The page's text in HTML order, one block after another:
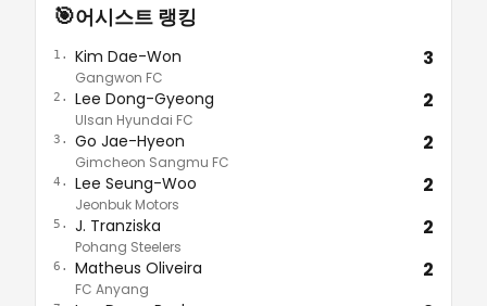
🎯어시스트 랭킹
1. Kim Dae-Won
Gangwon FC
3
2. Lee Dong-Gyeong
Ulsan Hyundai FC
2
3. Go Jae-Hyeon
Gimcheon Sangmu FC
2
4. Lee Seung-Woo
Jeonbuk Motors
2
5. J. Tranziska
Pohang Steelers
2
6. Matheus Oliveira
FC Anyang
2